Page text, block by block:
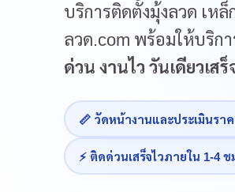
บริการติดตั้งมุ้งลวด เห
ลวด.com พร้อมให้บริก
ด่วน งานไว วันเดียวเ
📏 วัดหน้างานและประเมินรา
⚡ ติดด่วนเสร็จไวภายใน 1-4 ช